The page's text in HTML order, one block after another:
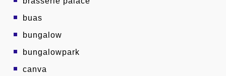
buas
bungalow
bungalowpark
canva